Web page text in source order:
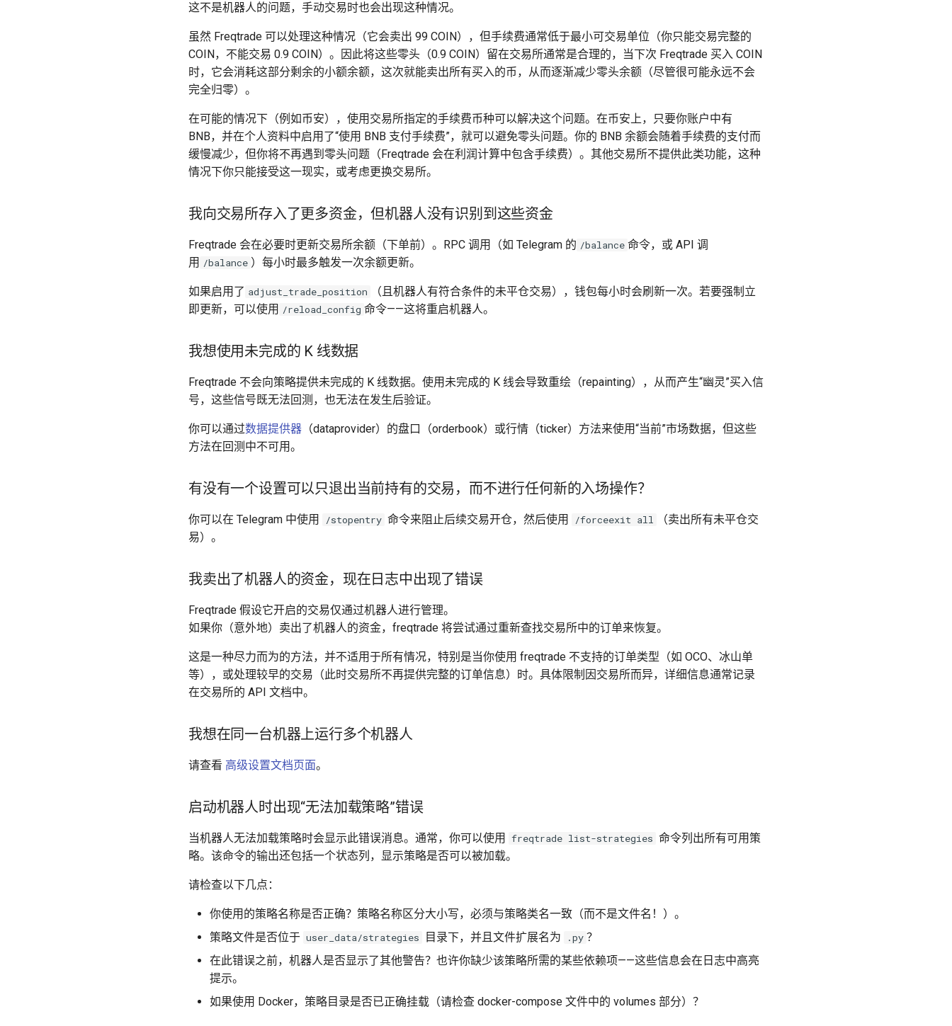
这不是机器人的问题，手动交易时也会出现这种情况。
虽然 Freqtrade 可以处理这种情况（它会卖出 99 COIN），但手续费通常低于最小可交易单位（你只能交易完整的
COIN，不能交易 0.9 COIN）。因此将这些零头（0.9 COIN）留在交易所通常是合理的，当下次 Freqtrade 买入 COIN
时，它会消耗这部分剩余的小额余额，这次就能卖出所有买入的币，从而逐渐减少零头余额（尽管很可能永远不会
完全归零）。
在可能的情况下（例如币安），使用交易所指定的手续费币种可以解决这个问题。在币安上，只要你账户中有
BNB，并在个人资料中启用了“使用 BNB 支付手续费”，就可以避免零头问题。你的 BNB 余额会随着手续费的支付而
缓慢减少，但你将不再遇到零头问题（Freqtrade 会在利润计算中包含手续费）。其他交易所不提供此类功能，这种
情况下你只能接受这一现实，或考虑更换交易所。
我向交易所存入了更多资金，但机器人没有识别到这些资金
Freqtrade 会在必要时更新交易所余额（下单前）。RPC 调用（如 Telegram 的 /balance 命令，或 API 调
用 /balance ）每小时最多触发一次余额更新。
如果启用了 adjust_trade_position
（且机器人有符合条件的未平仓交易），钱包每小时会刷新一次。若要强制立
即更新，可以使用 /reload_config 命令——这将重启机器人。
我想使用未完成的 K 线数据
Freqtrade 不会向策略提供未完成的 K 线数据。使用未完成的 K 线会导致重绘（repainting），从而产生“幽灵”买入信
号，这些信号既无法回测，也无法在发生后验证。
你可以通过数据提供器 （dataprovider）的盘口（orderbook）或行情（ticker）方法来使用“当前”市场数据，但这些
方法在回测中不可用。
有没有一个设置可以只退出当前持有的交易，而不进行任何新的入场操作？
你可以在 Telegram 中使用 /stopentry 命令来阻止后续交易开仓，然后使用 /forceexit all
（卖出所有未平仓交
易）。
我卖出了机器人的资金，现在日志中出现了错误
Freqtrade 假设它开启的交易仅通过机器人进行管理。
如果你（意外地）卖出了机器人的资金，freqtrade 将尝试通过重新查找交易所中的订单来恢复。
这是一种尽力而为的方法，并不适用于所有情况，特别是当你使用 freqtrade 不支持的订单类型（如 OCO、冰山单
等），或处理较早的交易（此时交易所不再提供完整的订单信息）时。具体限制因交易所而异，详细信息通常记录
在交易所的 API 文档中。
我想在同一台机器上运行多个机器人
请查看 高级设置文档页面。
启动机器人时出现“无法加载策略”错误
当机器人无法加载策略时会显示此错误消息。通常，你可以使用 freqtrade list-strategies 命令列出所有可用策
略。该命令的输出还包括一个状态列，显示策略是否可以被加载。
请检查以下几点：
你使用的策略名称是否正确？策略名称区分大小写，必须与策略类名一致（而不是文件名！）。
策略文件是否位于 user_data/strategies 目录下，并且文件扩展名为 .py ？
在此错误之前，机器人是否显示了其他警告？也许你缺少该策略所需的某些依赖项——这些信息会在日志中高亮
提示。
如果使用 Docker，策略目录是否已正确挂载（请检查 docker-compose 文件中的 volumes 部分）？